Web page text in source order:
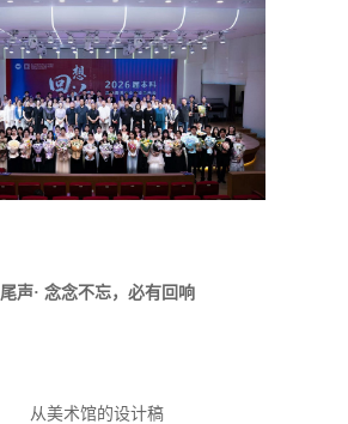
尾声· 念念不忘，必有回响
从美术馆的设计稿